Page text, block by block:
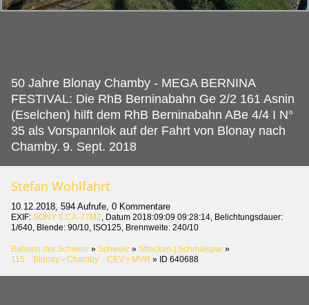
50 Jahre Blonay Chamby - MEGA BERNINA
FESTIVAL: Die RhB Berninabahn Ge 2/2 161 Asnin
(Eselchen) hilft dem RhB Berninabahn ABe 4/4 I N°
35 als Vorspannlok auf der Fahrt von Blonay nach
Chamby. 9. Sept. 2018
Stefan Wohlfahrt
10.12.2018, 594 Aufrufe, 0 Kommentare
EXIF: SONY ILCA-77M2, Datum 2018:09:09 09:28:14, Belichtungsdauer:
1/640, Blende: 90/10, ISO125, Brennweite: 240/10
Bahnen der Schweiz » Schweiz » Strecken | Schmalspur »
115 Blonay – Chamby CEV > MVR » ID 640688